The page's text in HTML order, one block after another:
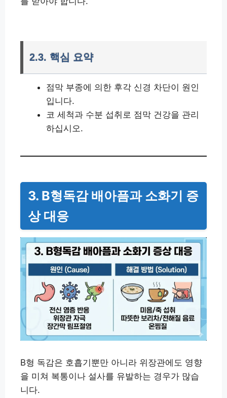
2.3. 핵심 요약
점막 부종에 의한 후각 신경 차단이 원인
입니다.
코 세척과 수분 섭취로 점막 건강을 관리
하십시오.
3. B형독감 배아픔과 소화기 증
상 대응
B형 독감은 호흡기뿐만 아니라 위장관에도 영향
을 미쳐 복통이나 설사를 유발하는 경우가 많습
니다.